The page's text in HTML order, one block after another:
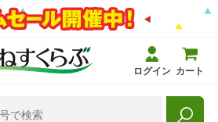
ログイン カート